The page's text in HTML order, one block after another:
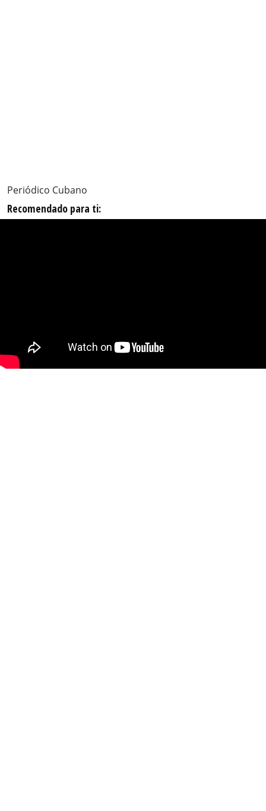
Periódico Cubano
Recomendado para ti: